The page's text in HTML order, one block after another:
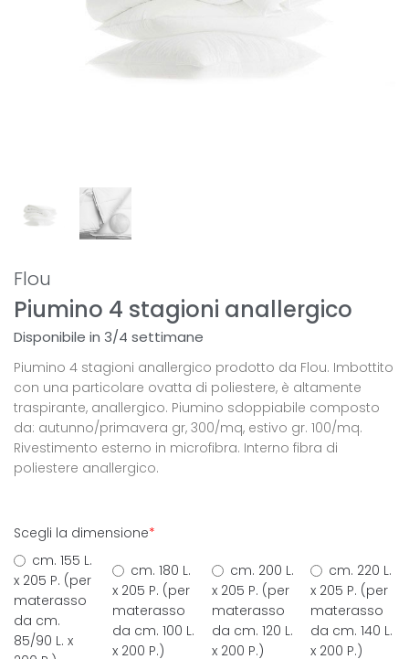
Flou
Piumino 4 stagioni anallergico
Disponibile in 3/4 settimane
Piumino 4 stagioni anallergico prodotto da Flou. Imbottito
con una particolare ovatta di poliestere, è altamente
traspirante, anallergico. Piumino sdoppiabile composto
da: autunno/primavera gr, 300/mq, estivo gr. 100/mq.
Rivestimento esterno in microfibra. Interno fibra di
poliestere anallergico.
Scegli la dimensione*
cm. 155 L.
x 205 P. (per
materasso
da cm.
85/90 L. x
cm. 180 L.
x 205 P. (per
materasso
da cm. 100 L.
x 200 P.)
cm. 200 L.
x 205 P. (per
materasso
da cm. 120 L.
x 200 P.)
cm. 220 L.
x 205 P. (per
materasso
da cm. 140 L.
x 200 P.)